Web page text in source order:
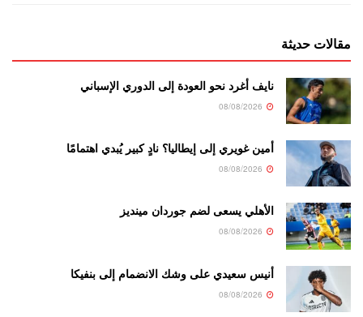
مقالات حديثة
نايف أغرد نحو العودة إلى الدوري الإسباني
أمين غويري إلى إيطاليا؟ نادٍ كبير يُبدي اهتمامًا
الأهلي يسعى لضم جوردان مينديز
أنيس سعيدي على وشك الانضمام إلى بنفيكا